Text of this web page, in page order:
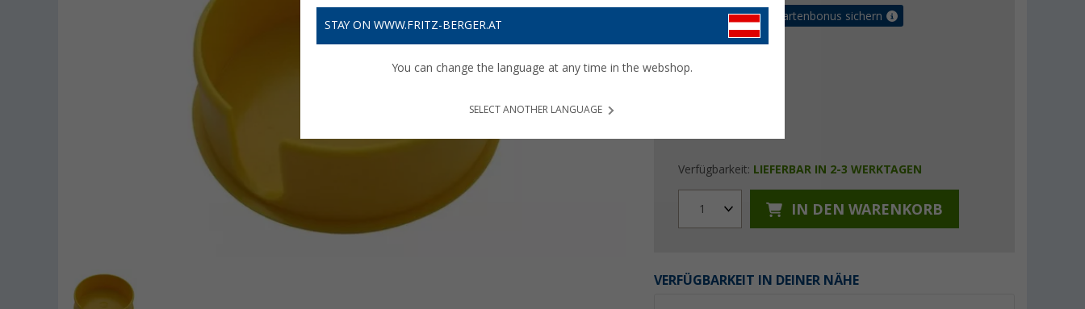
Bis zu 5% Vorteilskartenbonus sichern
Verfügbarkeit: LIEFERBAR IN 2-3 WERKTAGEN
1 IN DEN WARENKORB
VERFÜGBARKEIT IN DEINER NÄHE
STAY ON WWW.FRITZ-BERGER.AT
You can change the language at any time in the webshop.
SELECT ANOTHER LANGUAGE